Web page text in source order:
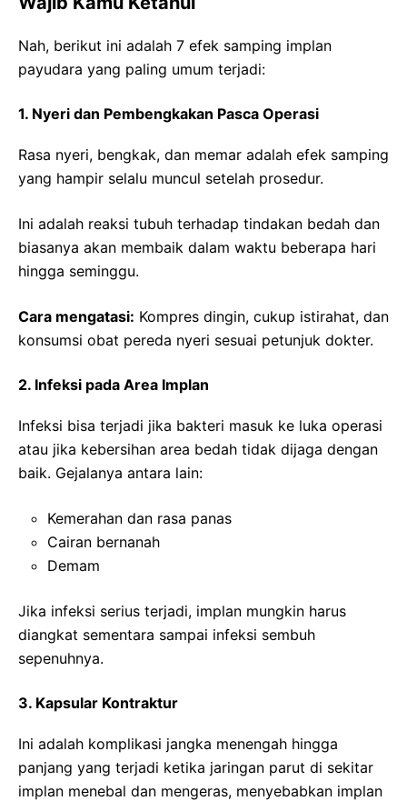
Nah, berikut ini adalah 7 efek samping implan
payudara yang paling umum terjadi:
1. Nyeri dan Pembengkakan Pasca Operasi
Rasa nyeri, bengkak, dan memar adalah efek samping
yang hampir selalu muncul setelah prosedur.
Ini adalah reaksi tubuh terhadap tindakan bedah dan
biasanya akan membaik dalam waktu beberapa hari
hingga seminggu.
Cara mengatasi: Kompres dingin, cukup istirahat, dan
konsumsi obat pereda nyeri sesuai petunjuk dokter.
2. Infeksi pada Area Implan
Infeksi bisa terjadi jika bakteri masuk ke luka operasi
atau jika kebersihan area bedah tidak dijaga dengan
baik. Gejalanya antara lain:
Kemerahan dan rasa panas
Cairan bernanah
Demam
Jika infeksi serius terjadi, implan mungkin harus
diangkat sementara sampai infeksi sembuh
sepenuhnya.
3. Kapsular Kontraktur
Ini adalah komplikasi jangka menengah hingga
panjang yang terjadi ketika jaringan parut di sekitar
implan menebal dan mengeras, menyebabkan implan